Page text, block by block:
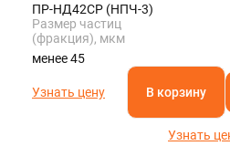
ПР-НД42СР (НПЧ-3)
Размер частиц
(фракция), мкм
менее 45
Узнать цену В корзину
Узнать